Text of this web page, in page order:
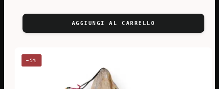
AGGIUNGI AL CARRELLO
−5%